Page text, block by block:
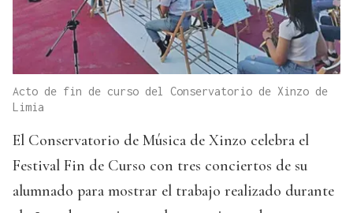
Acto de fin de curso del Conservatorio de Xinzo de
Limia
El Conservatorio de Música de Xinzo celebra el
Festival Fin de Curso con tres conciertos de su
alumnado para mostrar el trabajo realizado durante